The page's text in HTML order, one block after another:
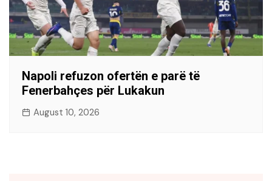
Napoli refuzon ofertën e parë të
Fenerbahçes për Lukakun
August 10, 2026